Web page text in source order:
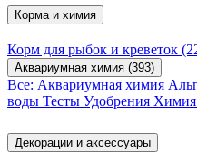
Корма и химия
Корм для рыбок и креветок
Аквариумная химия (393)
Все: Аквариумная химия
воды Тесты Удобрения Химия
Декорации и аксессуары